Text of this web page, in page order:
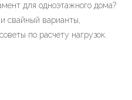
для одноэтажного дома?
свайный варианты,
по расчету нагрузок.